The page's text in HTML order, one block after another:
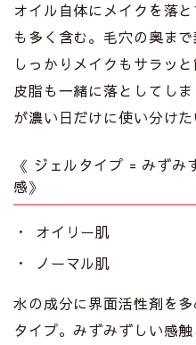
オイル自体にメイクを落
も多く含む。毛穴の奥ま
しっかりメイクもサラッ
皮脂も一緒に落としてし
が濃い日だけに使い分けた
《 ジェルタイプ = みずみ
感》
オイリー肌
ノーマル肌
水の成分に界面活性剤を
タイプ。みずみずしい感